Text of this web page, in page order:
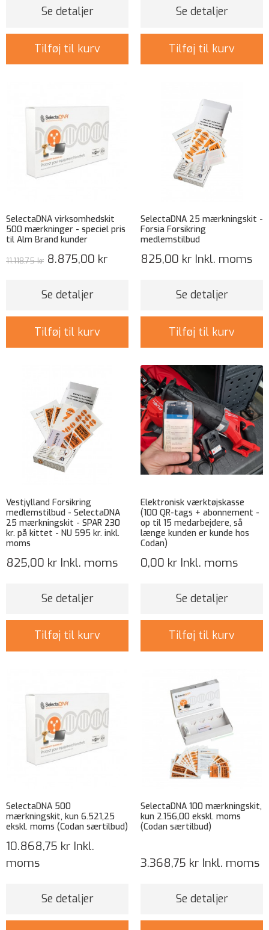
Se detaljer
Tilføj til kurv
Se detaljer
Tilføj til kurv
SelectaDNA virksomhedskit
500 mærkninger - speciel pris
til Alm Brand kunder
8.875,00 kr
11.118,75 kr
Se detaljer
Tilføj til kurv
SelectaDNA 25 mærkningskit -
Forsia Forsikring
medlemstilbud
825,00 kr Inkl. moms
Se detaljer
Tilføj til kurv
Vestjylland Forsikring
medlemstilbud - SelectaDNA
25 mærkningskit - SPAR 230
kr. på kittet - NU 595 kr. inkl.
moms
825,00 kr Inkl. moms
Se detaljer
Tilføj til kurv
Elektronisk værktøjskasse
(100 QR-tags + abonnement -
op til 15 medarbejdere, så
længe kunden er kunde hos
Codan)
0,00 kr Inkl. moms
Se detaljer
Tilføj til kurv
SelectaDNA 500
mærkningskit, kun 6.521,25
ekskl. moms (Codan særtilbud)
10.868,75 kr Inkl.
moms
Se detaljer
SelectaDNA 100 mærkningskit,
kun 2.156,00 ekskl. moms
(Codan særtilbud)
3.368,75 kr Inkl. moms
Se detaljer